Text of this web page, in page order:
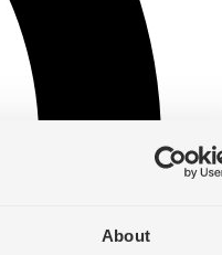
About